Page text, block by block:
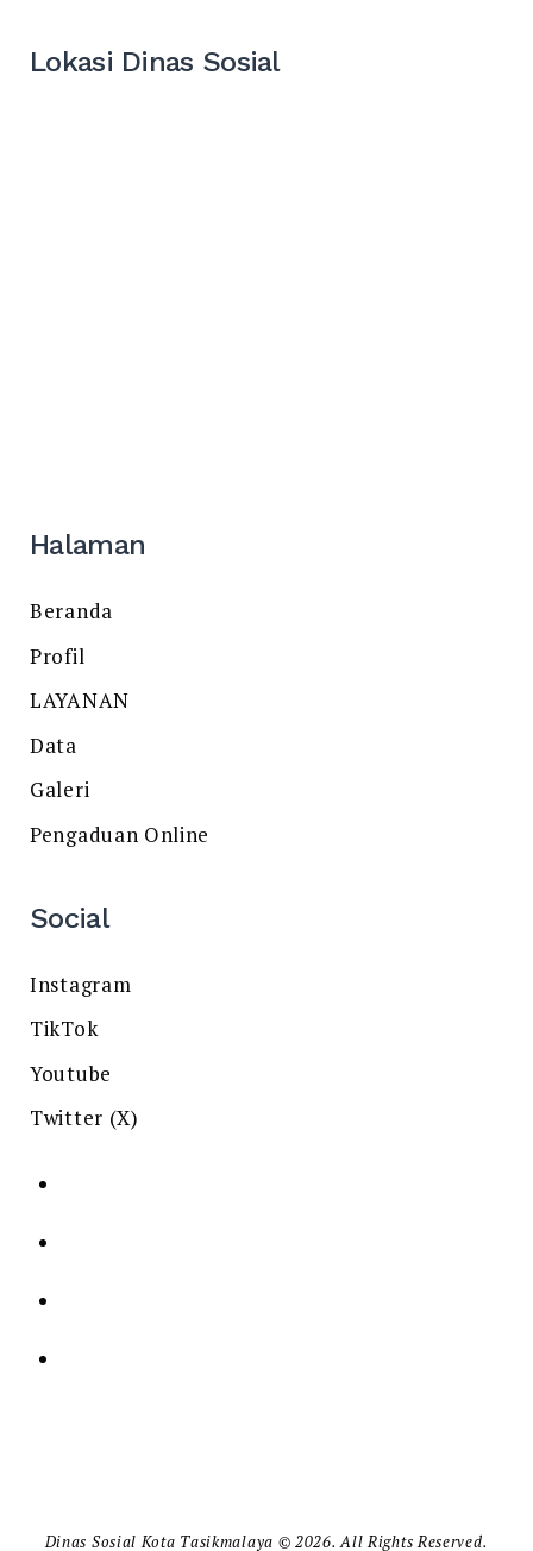
Lokasi Dinas Sosial
Halaman
Beranda
Profil
LAYANAN
Data
Galeri
Pengaduan Online
Social
Instagram
TikTok
Youtube
Twitter (X)
Dinas Sosial Kota Tasikmalaya © 2026. All Rights Reserved.